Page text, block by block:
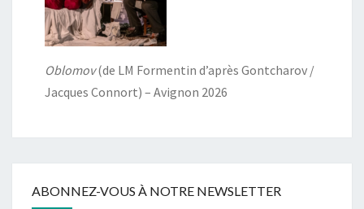
Oblomov(de LM Formentin d’après Gontcharov /
Jacques Connort) – Avignon 2026
ABONNEZ-VOUS À NOTRE NEWSLETTER